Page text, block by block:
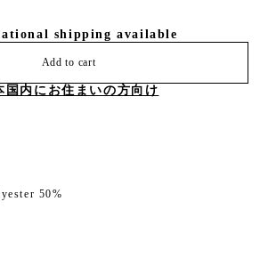
shipping available
Add to cart
国内にお住まいの方向け
50%